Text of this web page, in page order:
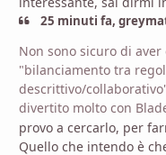
25 minuti fa,
Non sono sicuro di
"bilanciamento tra
descrittivo/
divertito molto con
provo a cercarlo, per
Quello che intendo è